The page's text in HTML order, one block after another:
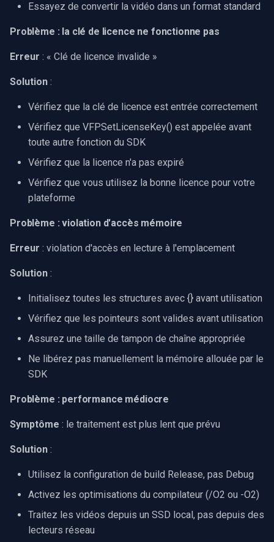
Essayez de convertir la vidéo dans un format standard
Problème : la clé de licence ne fonctionne pas
Erreur : « Clé de licence invalide »
Solution :
Vérifiez que la clé de licence est entrée correctement
Vérifiez que VFPSetLicenseKey() est appelée avant
toute autre fonction du SDK
Vérifiez que la licence n'a pas expiré
Vérifiez que vous utilisez la bonne licence pour votre
plateforme
Problème : violation d'accès mémoire
Erreur : violation d'accès en lecture à l'emplacement
Solution :
Initialisez toutes les structures avec {} avant utilisation
Vérifiez que les pointeurs sont valides avant utilisation
Assurez une taille de tampon de chaîne appropriée
Ne libérez pas manuellement la mémoire allouée par le
SDK
Problème : performance médiocre
Symptôme : le traitement est plus lent que prévu
Solution :
Utilisez la configuration de build Release, pas Debug
Activez les optimisations du compilateur (/O2 ou -O2)
Traitez les vidéos depuis un SSD local, pas depuis des
lecteurs réseau